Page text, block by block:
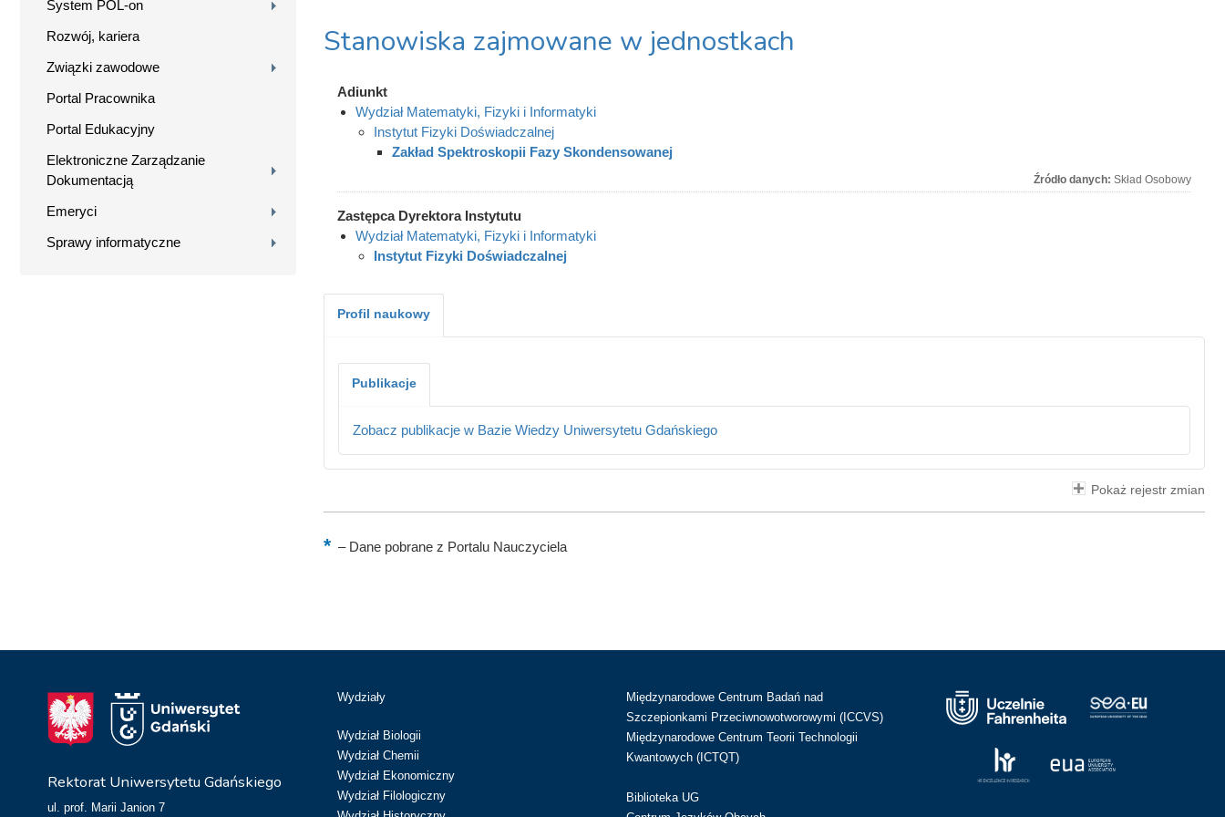
System POL-on
Rozwój, kariera
Związki zawodowe
Portal Pracownika
Portal Edukacyjny
Elektroniczne Zarządzanie
Dokumentacją
Emeryci
Sprawy informatyczne
Stanowiska zajmowane w jednostkach
Adiunkt
Wydział Matematyki, Fizyki i Informatyki
Instytut Fizyki Doświadczalnej
Zakład Spektroskopii Fazy Skondensowanej
Źródło danych: Skład Osobowy
Zastępca Dyrektora Instytutu
Wydział Matematyki, Fizyki i Informatyki
Instytut Fizyki Doświadczalnej
Profil naukowy
Publikacje
Zobacz publikacje w Bazie Wiedzy Uniwersytetu Gdańskiego
Pokaż rejestr zmian
–Dane pobrane z Portalu Nauczyciela
Rektorat Uniwersytetu Gdańskiego
ul. prof. Marii Janion 7
Wydziały
Wydział Biologii
Wydział Chemii
Wydział Ekonomiczny
Wydział Filologiczny
Międzynarodowe Centrum Badań nad
Szczepionkami Przeciwnowotworowymi (ICCVS)
Międzynarodowe Centrum Teorii Technologii
Kwantowych (ICTQT)
Biblioteka UG